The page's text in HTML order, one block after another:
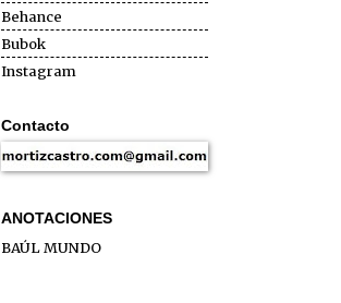
Behance
Bubok
Instagram
Contacto
ANOTACIONES
BAÚL MUNDO